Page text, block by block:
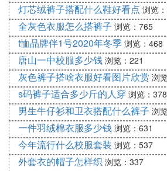
灯芯绒裤子搭配什么鞋好看点 浏览
全灰色衣服怎么搭裤子 浏览：765
t恤品牌伴1号2020年冬季 浏览：468
唐山一中校服多少钱 浏览：221
灰色裤子搭啥衣服好看图片欣赏 浏
s码裤子适合多少斤的人穿 浏览：378
男生牛仔衫和卫衣搭配什么裤子 浏
一件羽绒棉衣服多少钱 浏览：631
今年流行什么校服套装 浏览：537
外套衣的帽子怎样织 浏览：337